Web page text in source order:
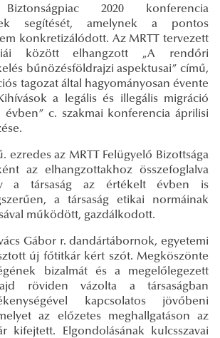
Biztonságpiac 2020 konferencia
segítését, amelynek a pontos
konkretizálódott. Az MRTT tervezett
között elhangzott „A rendőri
bűnözésföldrajzi aspektusai” című,
tagozat által hagyományosan évente
a legális és illegális migráció
évben” c. szakmai konferencia áprilisi
ezredes az MRTT Felügyelő Bizottsága
az elhangzottakhoz összefoglalva
a társaság az értékelt évben is
a társaság etikai normáinak
működött, gazdálkodott.
Gábor r. dandártábornok, egyetemi
új főtitkár kért szót. Megköszönte
bizalmát és a megelőlegezett
röviden vázolta a társaságban
kapcsolatos jövőbeni
az előzetes meghallgatáson az
kifejtett. Elgondolásának kulcsszavai